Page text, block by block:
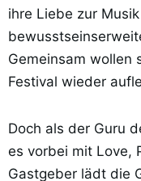
ihre Liebe zur
Gemeinsam wollen
Festival wieder
Doch als der Guru
es vorbei mit Love,
Gastgeber lädt die